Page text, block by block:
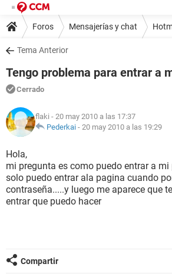
Foros Mensajerías y chat
Tema Anterior
Tengo problema para entrar a
Cerrado
flaki - 20 may 2010 a las 17:37
Pederkai - 20 may 2010 a las 19:29
Hola,
mi pregunta es como puedo entrar a
solo puedo entrar ala pagina cuando
contraseña.....y luego me aparece que
entrar que puedo hacer
Compartir